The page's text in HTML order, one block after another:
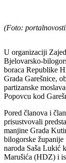
(Foto:
U organizaciji
Bjelovarsko-
boraca Republike
Grada Garešnice,
partizanske
Popovcu kod
Pored članova i
prisustvovali
manjine Grada
bilogorske županije
naroda Saša Lukić
Marušića (HDZ) i